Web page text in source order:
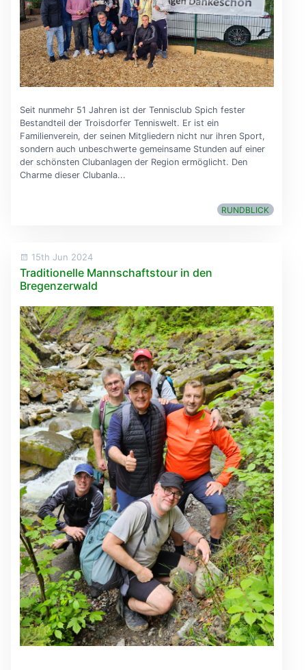
Seit nunmehr 51 Jahren ist der Tennisclub Spich fester
Bestandteil der Troisdorfer Tenniswelt. Er ist ein
Familienverein, der seinen Mitgliedern nicht nur ihren Sport,
sondern auch unbeschwerte gemeinsame Stunden auf einer
der schönsten Clubanlagen der Region ermöglicht. Den
Charme dieser Clubanla...
RUNDBLICK
15th Jun 2024
Traditionelle Mannschaftstour in den
Bregenzerwald